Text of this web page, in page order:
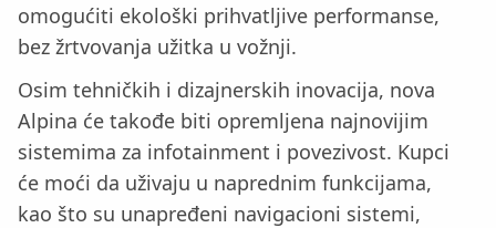
omogućiti ekološki prihvatljive performanse,
bez žrtvovanja užitka u vožnji.
Osim tehničkih i dizajnerskih inovacija, nova
Alpina će takođe biti opremljena najnovijim
sistemima za infotainment i povezivost. Kupci
će moći da uživaju u naprednim funkcijama,
kao što su unapređeni navigacioni sistemi,